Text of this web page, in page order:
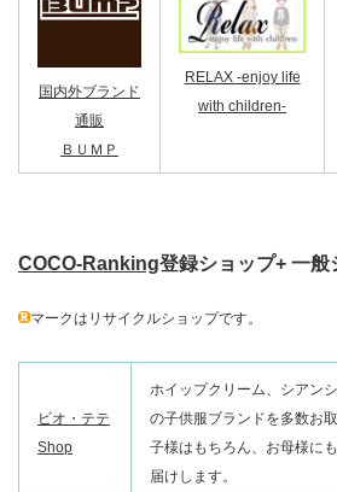
国内外ブランド
通販
ＢＵＭＰ
RELAX -enjoy life
with children-
COCO-Ranking登録ショップ+ 一般
マークはリサイクルショップです。
ビオ・テテ
Shop
ホイップクリーム、シアン
の子供服ブランドを多数お
子様はもちろん、お母様に
届けします。